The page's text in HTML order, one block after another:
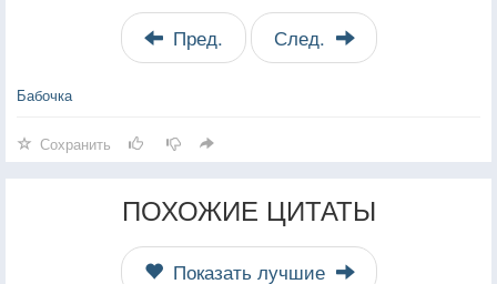
Пред. След.
Бабочка
Сохранить
ПОХОЖИЕ ЦИТАТЫ
Показать лучшие